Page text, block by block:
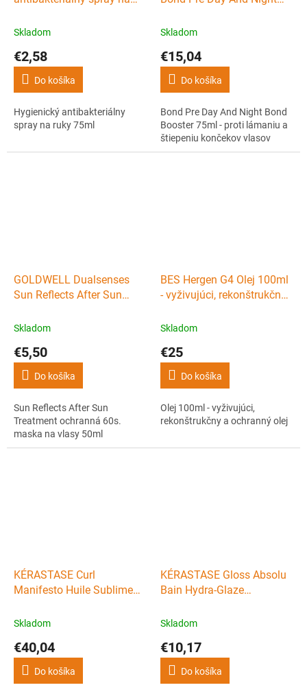
Skladom
€2,58
Do košíka
Hygienický antibakteriálny
spray na ruky 75ml
lámaniu a štiepeniu
Skladom
€15,04
Do košíka
Bond Pre Day And Night Bond
Booster 75ml - proti lámaniu a
štiepeniu končekov vlasov
GOLDWELL Dualsenses
Sun Reflects After Sun
maska na vlasy 50ml
Skladom
€5,50
Do košíka
Sun Reflects After Sun
Treatment ochranná 60s.
maska na vlasy 50ml
BES Hergen G4 Olej 100ml
- vyživujúci, rekonštrukčny
Skladom
€25
Do košíka
Olej 100ml - vyživujúci,
rekonštrukčny a ochranný olej
KÉRASTASE Curl
Manifesto Huile Sublime
olej pre vlnité a kučeravé
Skladom
€40,04
Do košíka
KÉRASTASE Gloss Absolu
Bain Hydra-Glaze
hydratačný šampón proti
Skladom
€10,17
Do košíka